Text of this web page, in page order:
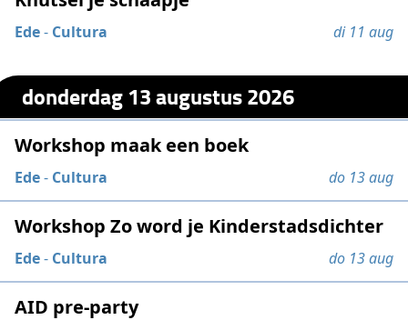
Ede- Cultura di 11 aug
donderdag 13 augustus 2026
Workshop maak een boek
Ede- Cultura do 13 aug
Workshop Zo word je Kinderstadsdichter
Ede- Cultura do 13 aug
AID pre-party